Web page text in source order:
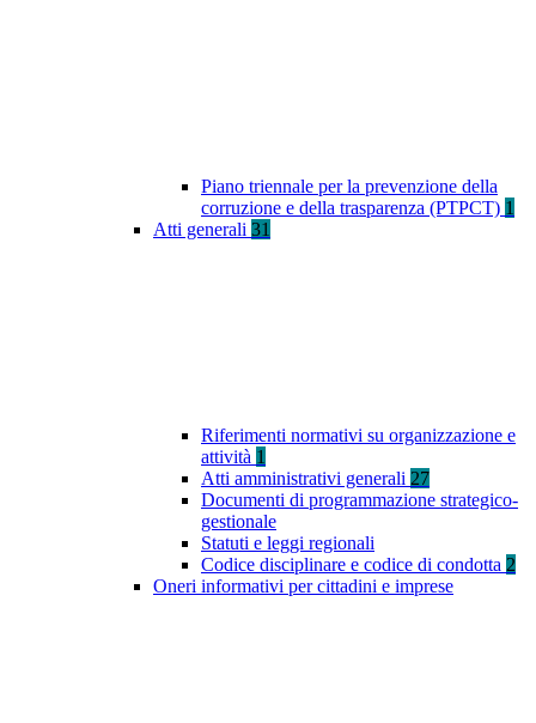
Piano triennale per la prevenzione della
corruzione e della trasparenza (PTPCT) 1
Atti generali 31
Riferimenti normativi su organizzazione e
attività 1
Atti amministrativi generali 27
Documenti di programmazione strategico-
gestionale
Statuti e leggi regionali
Codice disciplinare e codice di condotta 2
Oneri informativi per cittadini e imprese